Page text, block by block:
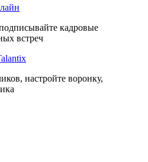
кадровые
встреч
настройте воронку,